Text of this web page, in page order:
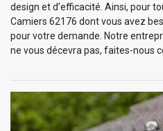
design et d’efficacité. Ainsi, pour
Camiers 62176 dont vous avez
pour votre demande. Notre
ne vous décevra pas, faites-nous